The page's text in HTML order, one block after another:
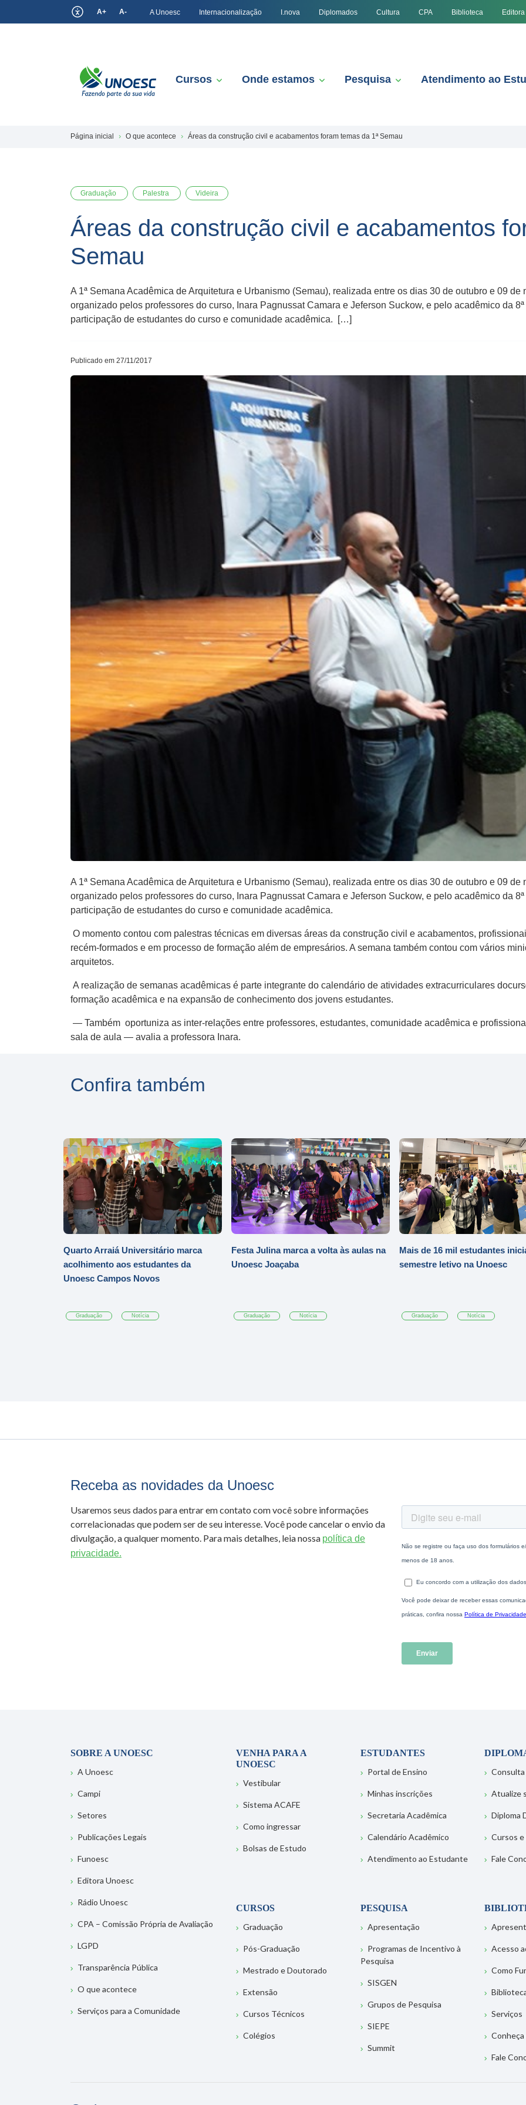
A+ A- A Unoesc Internacionalização I.nova Diplomados Cultura CPA Biblioteca Editora
Cursos Onde estamos Pesquisa Atendimento ao
Página inicial O que acontece Áreas da construção civil e acabamentos foram temas da 1ª Semau
Graduação Palestra Videira
Áreas da construção civil e acabamentos
Semau
A ​1ª​​ ​Semana​ ​​A​cadêmica de Arquitetura e Urbanismo (Semau), realizada entre os dias 30 de outubro e 09
organizado pelos professores do curso​,​ Inara Pagnussat Camara e Jeferson Suckow​,​ e pelo acadêmico d​a​
participação de estudantes do curso e comunidade acadêmica. […]
Publicado em 27/11/2017
A ​1ª​​ ​Semana​ ​​A​cadêmica de Arquitetura e Urbanismo (Semau), realizada entre os dias 30 de outubro e 09
organizado pelos professores do curso​,​ Inara Pagnussat Camara e Jeferson Suckow​,​ e pelo acadêmico d​a​
participação de estudantes do curso e comunidade acadêmica.
O momento contou com palestras técnicas em diversas áreas da construção civil e acabamentos,
recém-formados e em processo de formação​ além de empresários. A semana também contou com vários
arquitetos.
A realização de semanas acadêmicas é parte integrante do calendário de atividades extracurriculares
formação acadêmica e ​na ​expansão de conhecimento ​d​os jovens estudantes.
— Também oportuniza as inter-relações entre professores, estudantes​,​ comunidade acadêmica e
sala de aula — avalia a professora Inara.
Confira também
Quarto Arraiá Universitário marca
acolhimento aos estudantes da
Unoesc Campos Novos
Graduação Notícia
Festa Julina marca a volta às aulas na
Unoesc Joaçaba
Graduação Notícia
Mais de 16 mil estudantes
semestre letivo na Unoesc
Graduação Notícia
Receba as novidades da Unoesc
Usaremos seus dados para entrar em contato com você sobre informações
correlacionadas que podem ser de seu interesse. Você pode cancelar o envio da
divulgação, a qualquer momento. Para mais detalhes, leia nossa política de
privacidade.
SOBRE A UNOESC
A Unoesc
Campi
Setores
Publicações Legais
Funoesc
Editora Unoesc
Rádio Unoesc
CPA – Comissão Própria de Avaliação
LGPD
Transparência Pública
O que acontece
Serviços para a Comunidade
VENHA PARA A
UNOESC
Vestibular
Sistema ACAFE
Como ingressar
Bolsas de Estudo
ESTUDANTES
Portal de Ensino
Minhas inscrições
Secretaria Acadêmica
Calendário Acadêmico
Atendimento ao Estudante
Consulta
Atualize
Diploma
Cursos
Fale
CURSOS
Graduação
Pós-Graduação
Mestrado e Doutorado
Extensão
Cursos Técnicos
Colégios
PESQUISA
Apresentação
Programas de Incentivo à
Pesquisa
SISGEN
Grupos de Pesquisa
SIEPE
Summit
Acesso
Como
Serviços
Fale